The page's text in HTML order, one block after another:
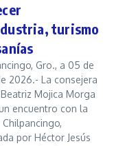
turismo
Gro., a 05 de
2026.- La consejera
Mojica Morga
encuentro con la
Chilpancingo,
por Héctor Jesús